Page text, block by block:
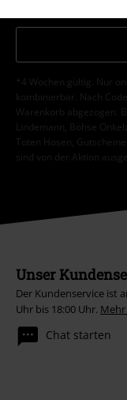
*4 Wochen gültig. Nur
kombinierbar. Nach
Warenkorb abgezogen.
Lindemann, Böhse
Toten Hosen,
sind von der Aktion
Unser
Der Kundenservice ist
Uhr bis 18:00 Uhr.
Chat starten